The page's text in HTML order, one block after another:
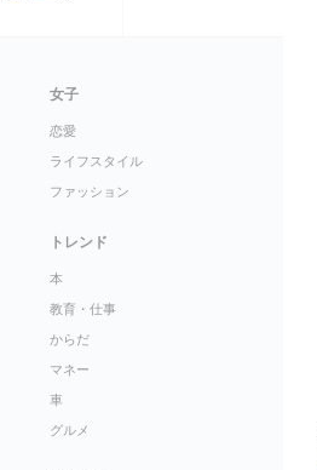
女子
恋愛
ライフスタイル
ファッション
トレンド
本
教育・仕事
からだ
マネー
車
グルメ